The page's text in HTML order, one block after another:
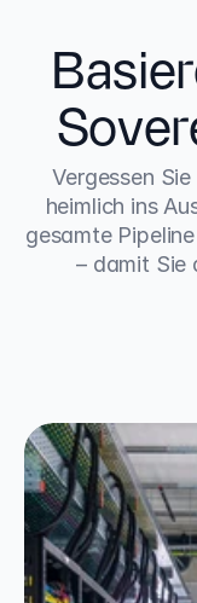
Vergessen
heimlich ins
gesamte
– damit Sie